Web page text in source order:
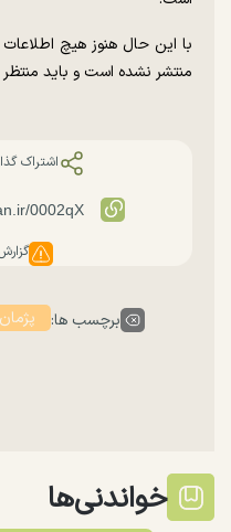
با این حال هنوز هیچ
منتشر نشده است و باید منتظر
اشتراک
برچسب ها:
خواندنی‌ها